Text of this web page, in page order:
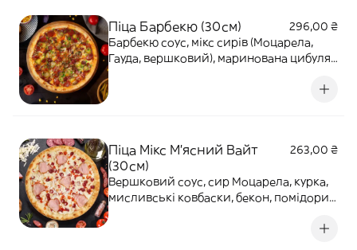
Піца Барбекю (30см)
296,00 ₴
Барбекю соус, мікс сирів (Моцарела,
Гауда, вершковий), маринована цибуля,
мисливські ковбаски, зелена цибуля,
Піца Мікс М'ясний Вайт
(30см)
263,00 ₴
Вершковий соус, сир Моцарела, курка,
мисливські ковбаски, бекон, помідори.